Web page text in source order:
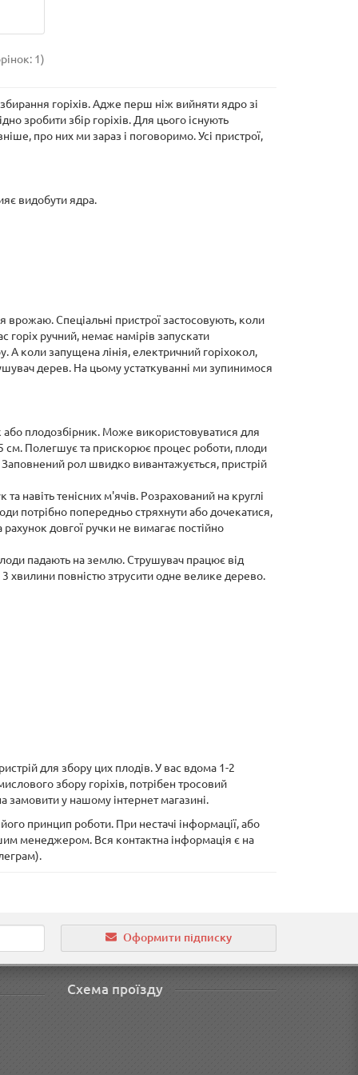
1)
горіхів. Адже перш ніж вийняти ядро зі
зробити збір горіхів. Для цього існують
про них ми зараз і поговоримо. Усі пристрої,
видобути ядра.
врожаю. Спеціальні пристрої застосовують, коли
горіх ручний, немає намірів запускати
А коли запущена лінія, електричний горіхокол,
дерев. На цьому устаткуванні ми зупинимося
або плодозбірник. Може використовуватися для
см. Полегшує та прискорює процес роботи, плоди
рол швидко вивантажується, пристрій
навіть тенісних м'ячів. Розрахований на круглі
потрібно попередньо стряхнути або дочекатися,
довгої ручки не вимагає постійно
падають на землю. Струшувач працює від
хвилини повністю зтрусити одне велике дерево.
для збору цих плодів. У вас вдома 1-2
збору горіхів, потрібен тросовий
замовити у нашому інтернет магазині.
принцип роботи. При нестачі інформації, або
менеджером. Вся контактна інформація є на
Оформити підписку
Схема проїзду